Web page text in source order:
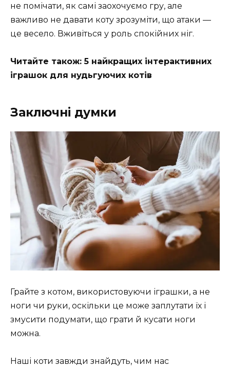
не помічати, як самі заохочуємо гру, але
важливо не давати коту зрозуміти, що атаки —
це весело. Вживіться у роль спокійних ніг.
Читайте також: 5 найкращих інтерактивних
іграшок для нудьгуючих котів
Заключні думки
Грайте з котом, використовуючи іграшки, а не
ноги чи руки, оскільки це може заплутати їх і
змусити подумати, що грати й кусати ноги
можна.
Наші коти завжди знайдуть, чим нас